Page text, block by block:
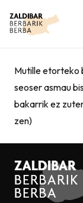
Mutille etorteko
seoser asmau
bakarrik ez
zen)